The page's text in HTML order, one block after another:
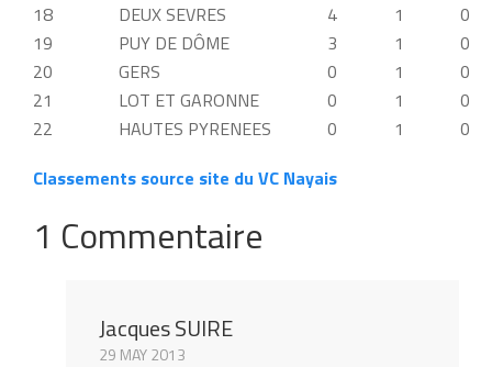
18
DEUX SEVRES 4 1
0
19
PUY DE DÔME 3 1
0
20
GERS 0 1
0
21
LOT ET GARONNE 0 1
0
22
HAUTES PYRENEES 0 1
0
Classements source site du VC Nayais
1 Commentaire
Jacques SUIRE
29 MAY 2013